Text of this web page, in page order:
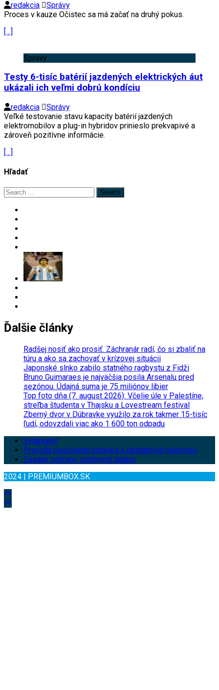
redakcia
Správy
Proces v kauze Očistec sa má začať na druhý pokus.
[…]
Správy
Testy 6-tisíc batérií jazdených elektrických áut
ukázali ich veľmi dobrú kondíciu
redakcia
Správy
Veľké testovanie stavu kapacity batérií jazdených
elektromobilov a plug-in hybridov prinieslo prekvapivé a
zároveň pozitívne informácie.
[…]
Hľadať
Search
for:
Ďalšie články
Radšej nosiť ako prosiť. Záchranár radí, čo si zbaliť na
túru a ako sa zachovať v krízovej situácii
Japonské slnko zabilo statného ragbystu z Fidži
Bruno Guimaraes je najväčšia posila Arsenalu pred
sezónou. Údajná suma je 75 miliónov libier
Top foto dňa (7. august 2026): Včelie úle v Palestíne,
streľba študenta v Thajsku a Lovestream festival
Zberný dvor v Dúbravke využilo za rok takmer 15-tisíc
ľudí, odovzdali viac ako 1 600 ton odpadu
Vydavateľ
Pravidlá používania cookies a obdobných nástrojov
Zásady ochrany osobných údajov
2024 | PREMIUMBOX.SK